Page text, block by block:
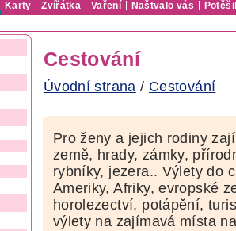
Karty Zvířátka Vaření Naštvalo vás
Cestování
Úvodní strana / Cestování
Pro ženy a jejich rodiny
země, hrady, zámky,
rybníky, jezera.. Výlety do
Ameriky, Afriky, evropské
horolezectví, potápění,
výlety na zajímavá místa